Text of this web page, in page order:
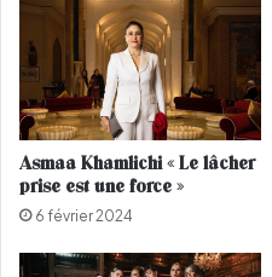
E
o
u
s
,
c
e
a
d
a
p
i
s
r
u
Asmaa Khamlichi « Le lâcher
prise est une force »
6 février 2024